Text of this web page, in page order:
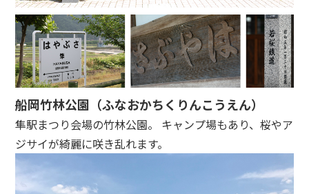
船岡竹林公園（ふなおかちくりんこうえん）
隼駅まつり会場の竹林公園。 キャンプ場もあり、桜やア
ジサイが綺麗に咲き乱れます。